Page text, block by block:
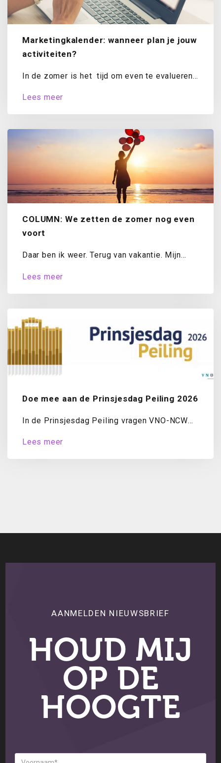
Marketingkalender: wanneer plan je jouw
activiteiten?
In de zomer is het tijd om even te evalueren.
Lees meer
COLUMN: We zetten de zomer nog even
voort
Daar ben ik weer. Terug van vakantie. Mijn
Lees meer
Doe mee aan de Prinsjesdag Peiling 2026
In de Prinsjesdag Peiling vragen VNO-NCW
Lees meer
AANMELDEN NIEUWSBRIEF
HOUD MIJ
OP DE
HOOGTE